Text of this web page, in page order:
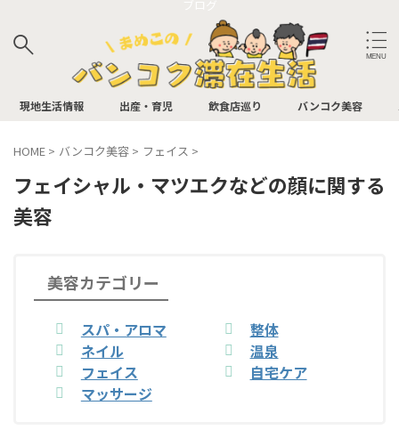
サイト内検索
バンコク飲食店
アフタヌーンティー
BAR
中華
お肉
タイ料理
多国籍
バンコク飲食店（最寄り駅別）
現地生活情報 出産・育児 飲食店巡り バンコク美容
HOME > バンコク美容 > フェイス >
フェイシャル・マツエクなどの顔に関する
美容
美容カテゴリー
スパ・アロマ
ネイル
フェイス
マッサージ
整体
温泉
自宅ケア